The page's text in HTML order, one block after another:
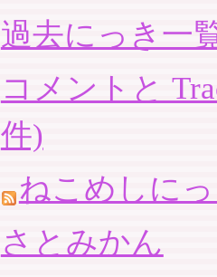
過去にっき一
コメントと
件)
ねこめしに
さとみかん